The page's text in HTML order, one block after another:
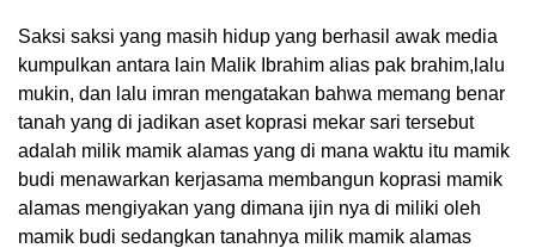
Saksi saksi yang masih hidup yang berhasil awak media
kumpulkan antara lain Malik Ibrahim alias pak brahim,lalu
mukin, dan lalu imran mengatakan bahwa memang benar
tanah yang di jadikan aset koprasi mekar sari tersebut
adalah milik mamik alamas yang di mana waktu itu mamik
budi menawarkan kerjasama membangun koprasi mamik
alamas mengiyakan yang dimana ijin nya di miliki oleh
mamik budi sedangkan tanahnya milik mamik alamas